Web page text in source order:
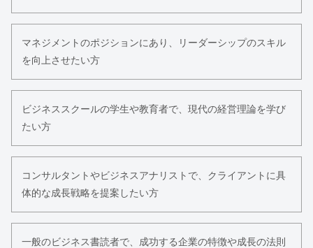
マネジメントのポジションにあり、リーダーシップのスキル
を向上させたい方
ビジネススクールの学生や教育者で、現代の経営理論を学び
たい方
コンサルタントやビジネスアナリストで、クライアントに具
体的な成長戦略を提案したい方
一般のビジネス書読者で、成功する企業の特徴や成長の法則